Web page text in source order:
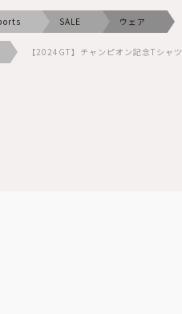
SALE ウェア
【2024GT】チャンピオン記念Tシャツ